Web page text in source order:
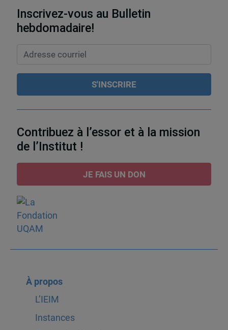
Inscrivez-vous au Bulletin
hebdomadaire!
Contribuez à l’essor et à la mission
de l’Institut !
JE FAIS UN DON
À propos
L’IEIM
Instances